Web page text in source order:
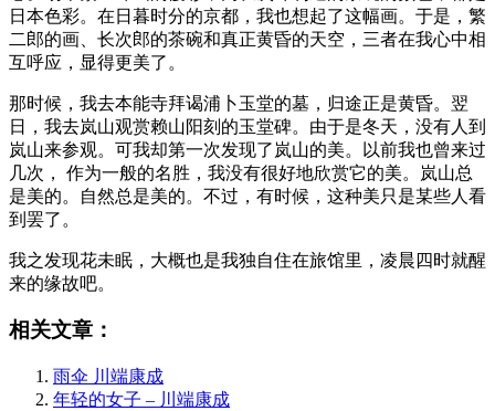
日本色彩。在日暮时分的京都，我也想起了这幅画。于是，繁
二郎的画、长次郎的茶碗和真正黄昏的天空，三者在我心中相
互呼应，显得更美了。
那时候，我去本能寺拜谒浦卜玉堂的墓，归途正是黄昏。翌
日，我去岚山观赏赖山阳刻的玉堂碑。由于是冬天，没有人到
岚山来参观。可我却第一次发现了岚山的美。以前我也曾来过
几次， 作为一般的名胜，我没有很好地欣赏它的美。岚山总
是美的。自然总是美的。不过，有时候，这种美只是某些人看
到罢了。
我之发现花未眠，大概也是我独自住在旅馆里，凌晨四时就醒
来的缘故吧。
相关文章：
雨伞 川端康成
年轻的女子 – 川端康成